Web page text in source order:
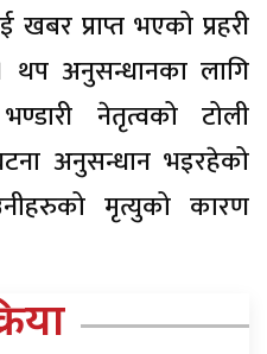
प्राप्त भएको प्रहरी
थप अनुसन्धानका लागि
नेतृत्वको टोली
अनुसन्धान भइरहेको
मृत्युको कारण